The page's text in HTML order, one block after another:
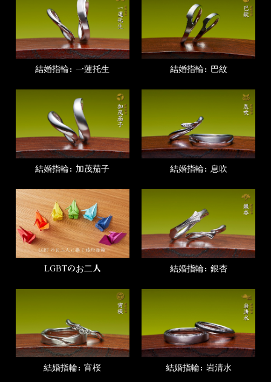
結婚指輪：一蓮托生 結婚指輪：巴紋
結婚指輪：加茂茄子 結婚指輪：息吹
LGBTのお二人 結婚指輪：銀杏
結婚指輪：宵桜 結婚指輪：岩清水